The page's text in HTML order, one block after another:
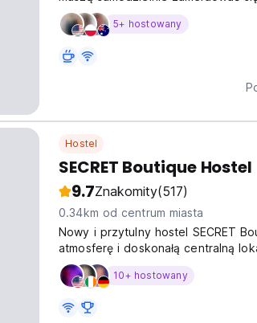
5+ hostowany
Hostel
SECRET Boutique Hostel
9.7Znakomity(517)
0.34km od centrum miasta
Nowy i przytulny hostel SECRET
atmosferę i doskonałą centralną
Starego Miasta Brasov.
10+ hostowany